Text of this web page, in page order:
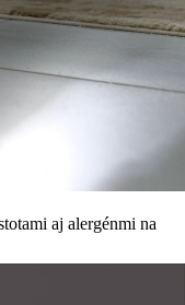
aj alergénmi na